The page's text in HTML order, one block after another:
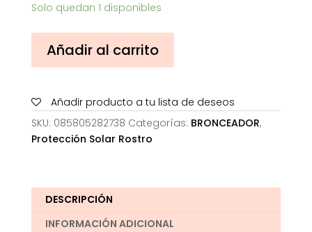
Solo quedan 1 disponibles
Arden
Eight
Stick
Solar
SPF40
Añadir al carrito
Añadir producto a tu lista de deseos
SKU: 085805282738 Categorías: BRONCEADOR,
Protección Solar Rostro
DESCRIPCIÓN
INFORMACIÓN ADICIONAL